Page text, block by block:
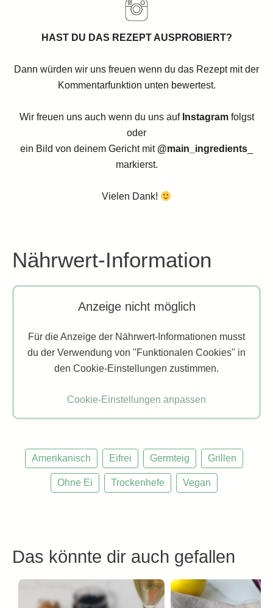
HAST DU DAS REZEPT AUSPROBIERT?
Dann würden wir uns freuen wenn du das Rezept mit der
Kommentarfunktion unten bewertest.
Wir freuen uns auch wenn du uns auf Instagramfolgst
oder
ein Bild von deinem Gericht mit @main_ingredients
markierst.
Vielen Dank!
Nährwert-Information
Anzeige nicht möglich
Für die Anzeige der Nährwert-Informationen musst
du der Verwendung von "Funktionalen Cookies" in
den Cookie-Einstellungen zustimmen.
Cookie-Einstellungen anpassen
Amerikanisch Eifrei Germteig Grillen
Ohne Ei Trockenhefe Vegan
Das könnte dir auch gefallen